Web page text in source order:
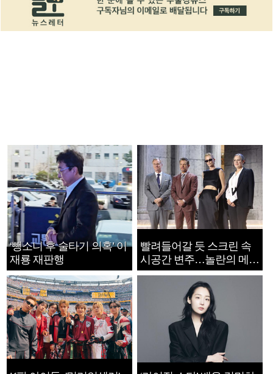
‘뺑소니 후 술타기 의혹’ 이
재룡 재판행
빨려들어갈 듯 스크린 속
시공간 변주…놀란의 메시
지는 ‘전쟁 속죄’